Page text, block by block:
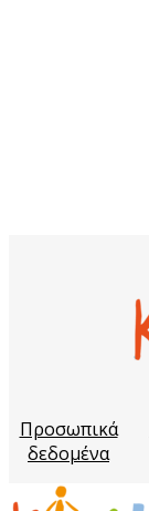
Προσωπικά
δεδομένα